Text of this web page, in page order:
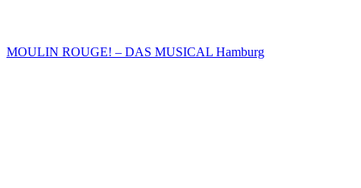
MOULIN ROUGE! – DAS MUSICAL Hamburg